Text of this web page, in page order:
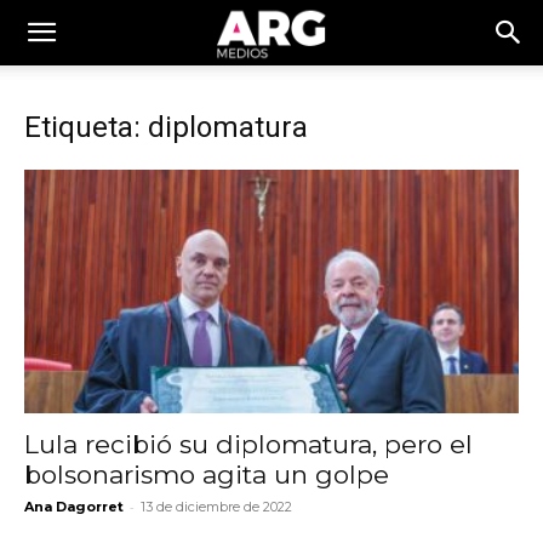
Etiqueta: diplomatura
Lula recibió su diplomatura, pero el
bolsonarismo agita un golpe
Ana Dagorret - 13 de diciembre de 2022